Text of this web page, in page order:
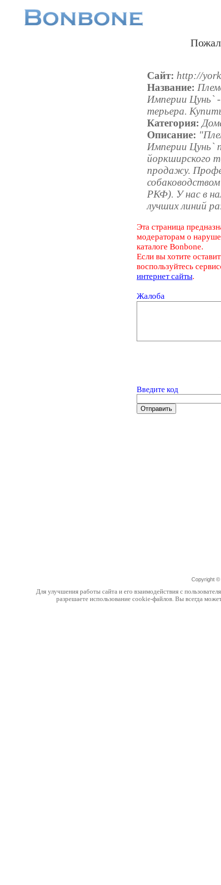
Сайт: http://
Название:
Империи Цунь`
терьера.
Категория:
Описание:
Империи Цунь`
йоркширского
продажу.
РКФ). У нас в
лучших линий
Эта страница
модераторам о
каталоге Bonbone.
Если вы хотите
воспользуйтесь
интернет сайты.
Жалоба
Введите код
Copyright ©
Для улучшения работы сайта и его взаимодействия с
разрешаете использование cookie-файлов. Вы всегда